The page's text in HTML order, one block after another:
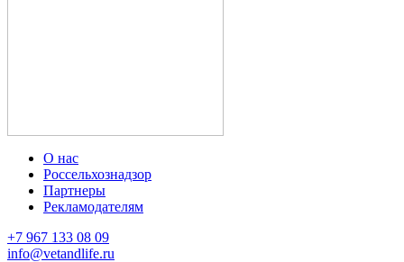
О нас
Россельхознадзор
Партнеры
Рекламодателям
+7 967 133 08 09
info@vetandlife.ru